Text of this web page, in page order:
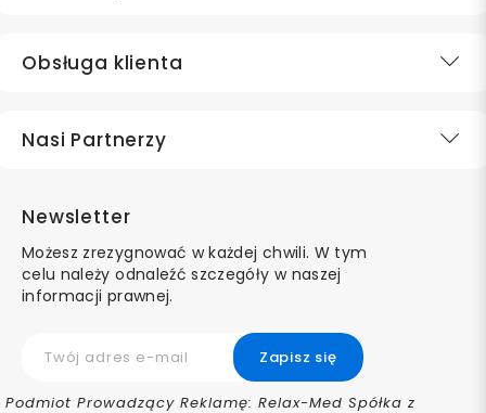
Obsługa klienta
Nasi Partnerzy
Newsletter
Możesz zrezygnować w każdej chwili. W tym
celu należy odnaleźć szczegóły w naszej
informacji prawnej.
Podmiot Prowadzący Reklamę: Relax-Med Spółka z